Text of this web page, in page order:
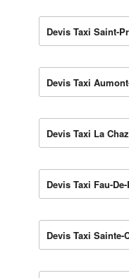
Devis Taxi Saint-
Devis Taxi
Devis Taxi La
Devis Taxi Fau-
Devis Taxi Sainte-